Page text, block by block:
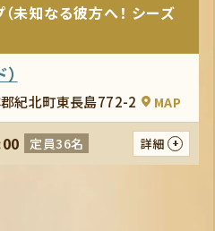
未知なる彼方へ！ シーズ
紀北町東長島772-2 MAP
定員36名 詳細